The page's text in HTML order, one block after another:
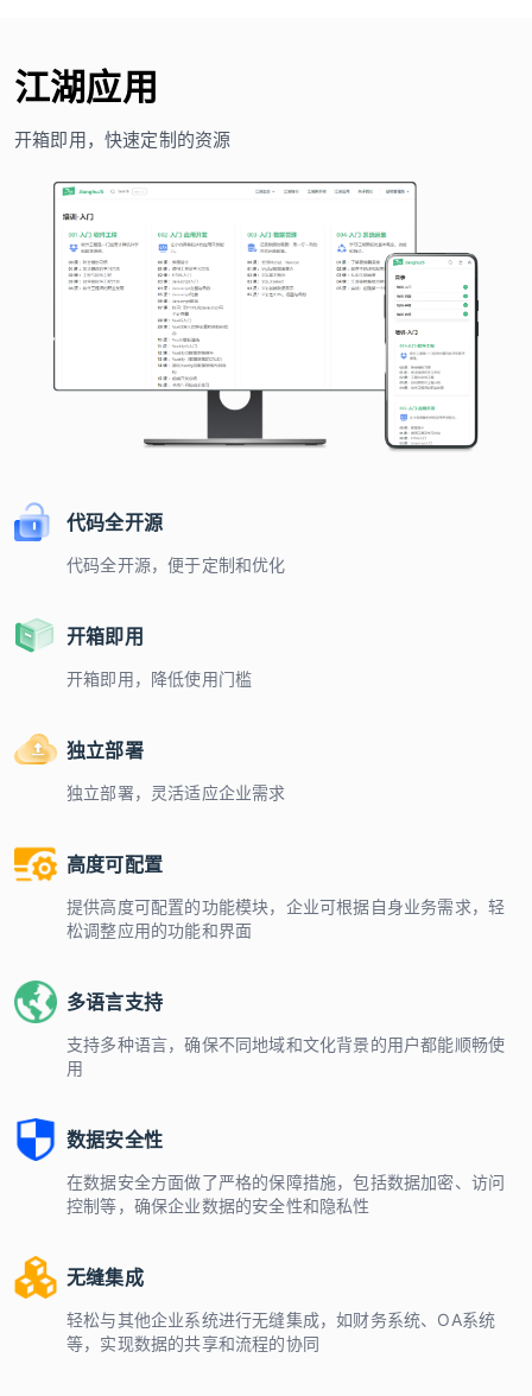
江湖应用
开箱即用，快速定制的资源
代码全开源
代码全开源，便于定制和优化
开箱即用
开箱即用，降低使用门槛
独立部署
独立部署，灵活适应企业需求
高度可配置
提供高度可配置的功能模块，企业可根据自身业务需求，轻
松调整应用的功能和界面
多语言支持
支持多种语言，确保不同地域和文化背景的用户都能顺畅使
用
数据安全性
在数据安全方面做了严格的保障措施，包括数据加密、访问
控制等，确保企业数据的安全性和隐私性
无缝集成
轻松与其他企业系统进行无缝集成，如财务系统、OA系统
等，实现数据的共享和流程的协同